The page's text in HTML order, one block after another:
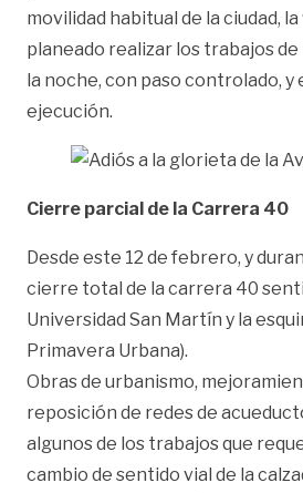
movilidad habitual de la ciudad,
planeado realizar los trabajos
la noche, con paso controlado, y
ejecución.
Cierre parcial de la Carrera 40
Desde este 12 de febrero, y
cierre total de la carrera 40
Universidad San Martín y la
Primavera Urbana).
Obras de urbanismo,
reposición de redes de
algunos de los trabajos que
cambio de sentido vial de la